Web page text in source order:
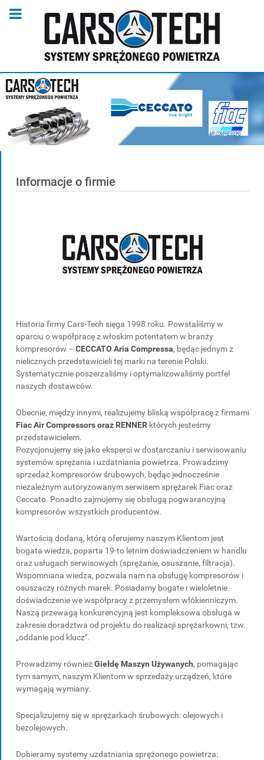
Informacje o firmie
Historia firmy Cars-Tech sięga 1998 roku. Powstaliśmy w
oparciu o współpracę z włoskim potentatem w branży
kompresorów – CECCATO Aria Compressa, będąc jednym z
nielicznych przedstawicieli tej marki na terenie Polski.
Systematycznie poszerzaliśmy i optymalizowaliśmy portfel
naszych dostawców.
Obecnie, między innymi, realizujemy bliską współpracę z firmami
Fiac Air Compressors oraz RENNER których jesteśmy
przedstawicielem.
Pozycjonujemy się jako eksperci w dostarczaniu i serwisowaniu
systemów sprężania i uzdatniania powietrza. Prowadzimy
sprzedaż kompresorów śrubowych, będąc jednocześnie
niezależnym autoryzowanym serwisem sprężarek Fiac oraz
Ceccato. Ponadto zajmujemy się obsługą pogwarancyjną
kompresorów wszystkich producentów.
Wartością dodaną, którą oferujemy naszym Klientom jest
bogata wiedza, poparta 19-to letnim doświadczeniem w handlu
oraz usługach serwisowych (sprężanie, osuszanie, filtracja).
Wspomniana wiedza, pozwala nam na obsługę kompresorów i
osuszaczy różnych marek. Posiadamy bogate i wieloletnie
doświadczenie we współpracy z przemysłem włókienniczym.
Naszą przewagą konkurencyjną jest kompleksowa obsługa w
zakresie doradztwa od projektu do realizacji sprężarkowni, tzw.
„oddanie pod klucz".
Prowadzimy równieżGiełdę Maszyn Używanych, pomagając
tym samym, naszym Klientom w sprzedaży urządzeń, które
wymagają wymiany.
Specjalizujemy się w sprężarkach śrubowych: olejowych i
bezolejowych.
Dobieramy systemy uzdatniania sprężonego powietrza: